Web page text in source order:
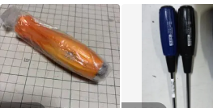
プ差替貫通ドライバー
Ｎｏ．３３６ＰＳ